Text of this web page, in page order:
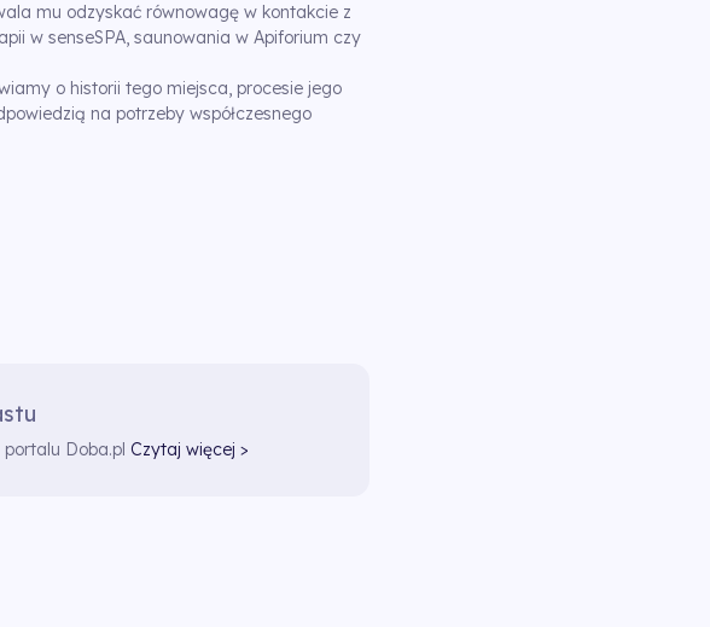
mu odzyskać równowagę w kontakcie z
w senseSPA, saunowania w Apiforium czy
o historii tego miejsca, procesie jego
na potrzeby współczesnego
Doba.pl Czytaj więcej >